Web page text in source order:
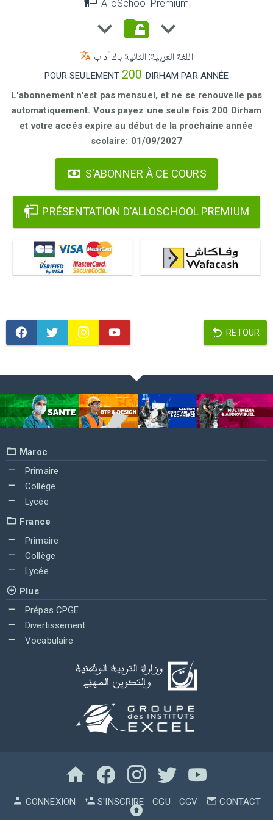
AlloSchool Premium
اللغة العربية: الثانية باك آداب
POUR SEULEMENT 200 DIRHAM PAR ANNÉE
L'abonnement n'est pas mensuel, et ne se renouvelle pas
automatiquement. Vous payez une seule fois 200 Dirham
et votre accés expire au début de la prochaine année
scolaire: 01/09/2027
S'ABONNER À CE COURS
PRÉSENTATION D'ALLOSCHOOL PREMIUM
RETOUR
Maroc
Primaire
Collège
Lycée
France
Primaire
Collège
Lycée
Plus
Prépas CPGE
Divertissement
Vocabulaire
CONNEXION S'INSCRIRE CGU CGV CONTACT